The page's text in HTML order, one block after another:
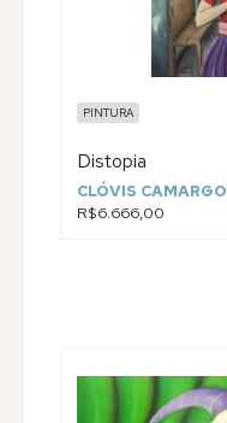
PINTURA
Distopia
CLÓVIS CAMARGO
R$6.666,00